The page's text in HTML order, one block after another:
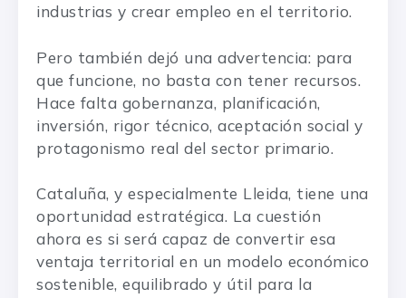
industrias y crear empleo en el territorio.
Pero también dejó una advertencia: para
que funcione, no basta con tener recursos.
Hace falta gobernanza, planificación,
inversión, rigor técnico, aceptación social y
protagonismo real del sector primario.
Cataluña, y especialmente Lleida, tiene una
oportunidad estratégica. La cuestión
ahora es si será capaz de convertir esa
ventaja territorial en un modelo económico
sostenible, equilibrado y útil para la